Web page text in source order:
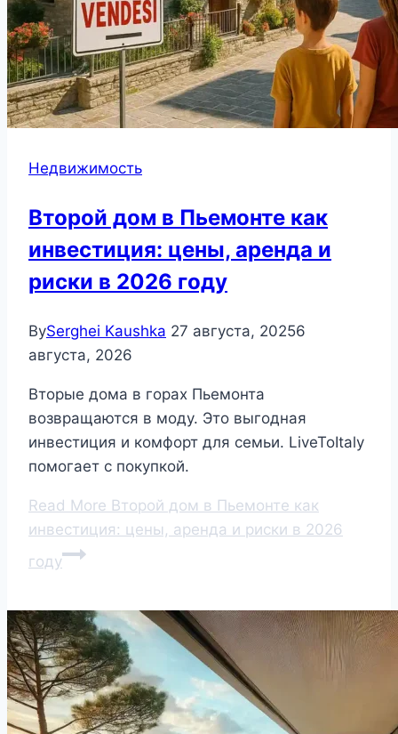
Недвижимость
Второй дом в Пьемонте как
инвестиция: цены, аренда и
риски в 2026 году
BySerghei Kaushka 27 августа, 20256
августа, 2026
Вторые дома в горах Пьемонта
возвращаются в моду. Это выгодная
инвестиция и комфорт для семьи. LiveToItaly
помогает с покупкой.
Read More Второй дом в Пьемонте как
инвестиция: цены, аренда и риски в 2026
году